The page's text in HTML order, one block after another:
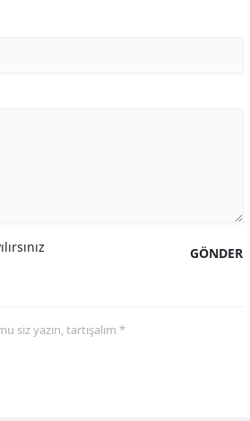
GÖNDER
siz yazın, tartışalım *